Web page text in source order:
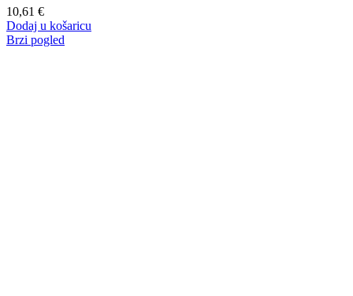
10,61 €
Dodaj u košaricu
Brzi pogled